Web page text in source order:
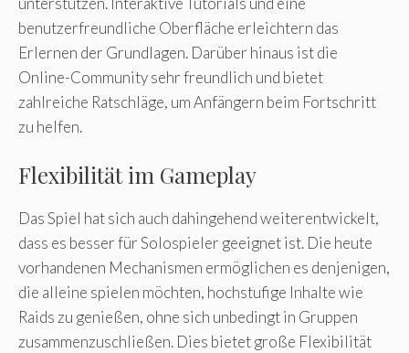
benutzerfreundliche Oberfläche erleichtern das
Erlernen der Grundlagen. Darüber hinaus ist die
Online-Community sehr freundlich und bietet
zahlreiche Ratschläge, um Anfängern beim Fortschritt
zu helfen.
Flexibilität im Gameplay
Das Spiel hat sich auch dahingehend weiterentwickelt,
dass es besser für Solospieler geeignet ist. Die heute
vorhandenen Mechanismen ermöglichen es denjenigen,
die alleine spielen möchten, hochstufige Inhalte wie
Raids zu genießen, ohne sich unbedingt in Gruppen
zusammenzuschließen. Dies bietet große Flexibilität